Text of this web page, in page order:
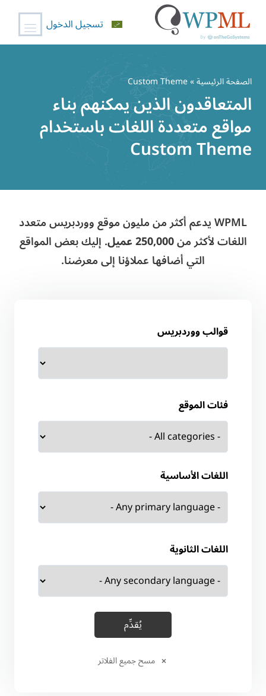
المحتوى
تسجيل الدخول
الصفحة الرئيسية» Custom Theme
المتعاقدون الذين يمكنهم بناء
مواقع متعددة اللغات باستخدام
Custom Theme
WPML يدعم أكثر من مليون موقع ووردبريس متعدد
اللغات لأكثر من250,000 عميل
. إليك بعض المواقع
التي أضافها عملاؤنا إلى معرضنا.
قوالب ووردبريس
فئات الموقع
اللغات الأساسية
اللغات الثانوية
مسح جميع الفلاتر